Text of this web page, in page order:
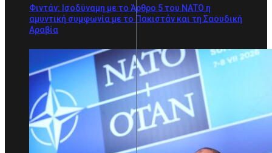
Φιντάν: Ισοδύναμη με τo Άρθρο 5 του ΝΑΤΟ η
αμυντική συμφωνία με το Πακιστάν και τη Σαουδική
Αραβία